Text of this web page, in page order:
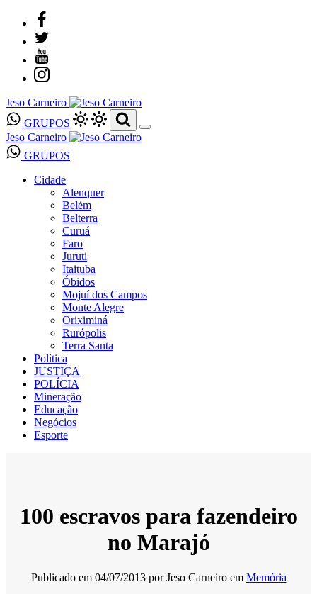
Jeso Carneiro
GRUPOS
Jeso Carneiro
GRUPOS
Cidade
Alenquer
Belém
Belterra
Curuá
Faro
Juruti
Itaituba
Óbidos
Mojuí dos Campos
Monte Alegre
Oriximiná
Rurópolis
Terra Santa
Política
JUSTIÇA
POLÍCIA
Mineração
Educação
Negócios
Esporte
100 escravos para fazendeiro
no Marajó
Publicado em 04/07/2013 porJeso Carneiro em Memória